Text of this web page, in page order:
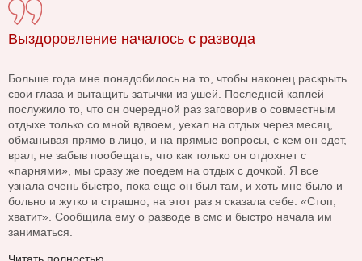
Выздоровление началось с развода
Больше года мне понадобилось на то, чтобы наконец раскрыть
свои глаза и вытащить затычки из ушей. Последней каплей
послужило то, что он очередной раз заговорив о совместным
отдыхе только со мной вдвоем, уехал на отдых через месяц,
обманывая прямо в лицо, и на прямые вопросы, с кем он едет,
врал, не забыв пообещать, что как только он отдохнет с
«парнями», мы сразу же поедем на отдых с дочкой. Я все
узнала очень быстро, пока еще он был там, и хоть мне было и
больно и жутко и страшно, на этот раз я сказала себе: «Стоп,
хватит». Сообщила ему о разводе в смс и быстро начала им
заниматься.